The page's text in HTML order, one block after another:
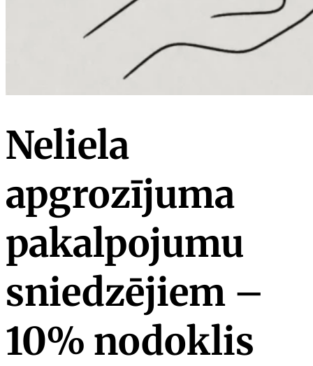
Neliela
apgrozījuma
pakalpojumu
sniedzējiem –
10% nodoklis